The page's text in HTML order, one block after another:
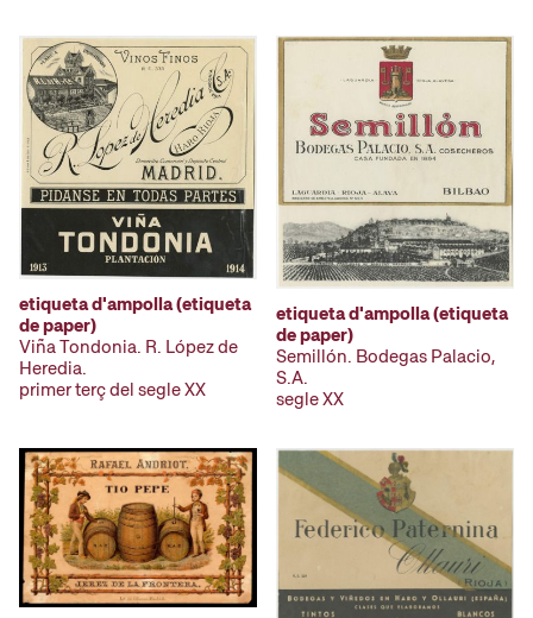
etiqueta d'ampolla (etiqueta
de paper)
Viña Tondonia. R. López de
Heredia.
primer terç del segle XX
etiqueta d'ampolla (etiqueta
de paper)
Semillón. Bodegas Palacio,
S.A.
segle XX